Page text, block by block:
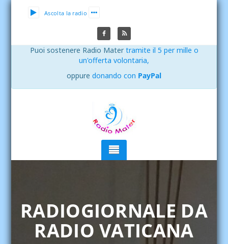
Ascolta la radio
Puoi sostenere Radio Mater tramite il 5 per mille o
un'offerta volontaria,
oppure donando con PayPal
RADIOGIORNALE DA
RADIO VATICANA